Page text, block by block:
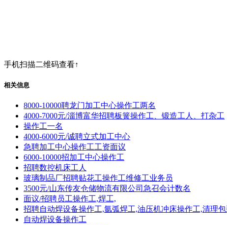
手机扫描二维码查看↑
相关信息
8000-10000聘龙门加工中心操作工两名
4000-7000元/淄博富华招聘板簧操作工、锻造工人、打杂工
操作工一名
4000-6000元/诚聘立式加工中心
急聘加工中心操作工工资面议
6000-10000招加工中心操作工
招聘数控机床工人
玻璃制品厂招聘贴花工操作工维修工业务员
3500元/山东传友仓储物流有限公司急召会计数名
面议/招聘员工操作工,焊工,
招聘自动焊设备操作工,氩弧焊工,油压机冲床操作工,清理
自动焊设备操作工